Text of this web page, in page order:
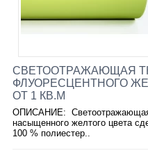
СВЕТООТРАЖАЮЩАЯ
ФЛУОРЕСЦЕНТНОГО
ОТ 1 КВ.М
ОПИСАНИЕ:
насыщенного желтого цвета
100 % полиестер..